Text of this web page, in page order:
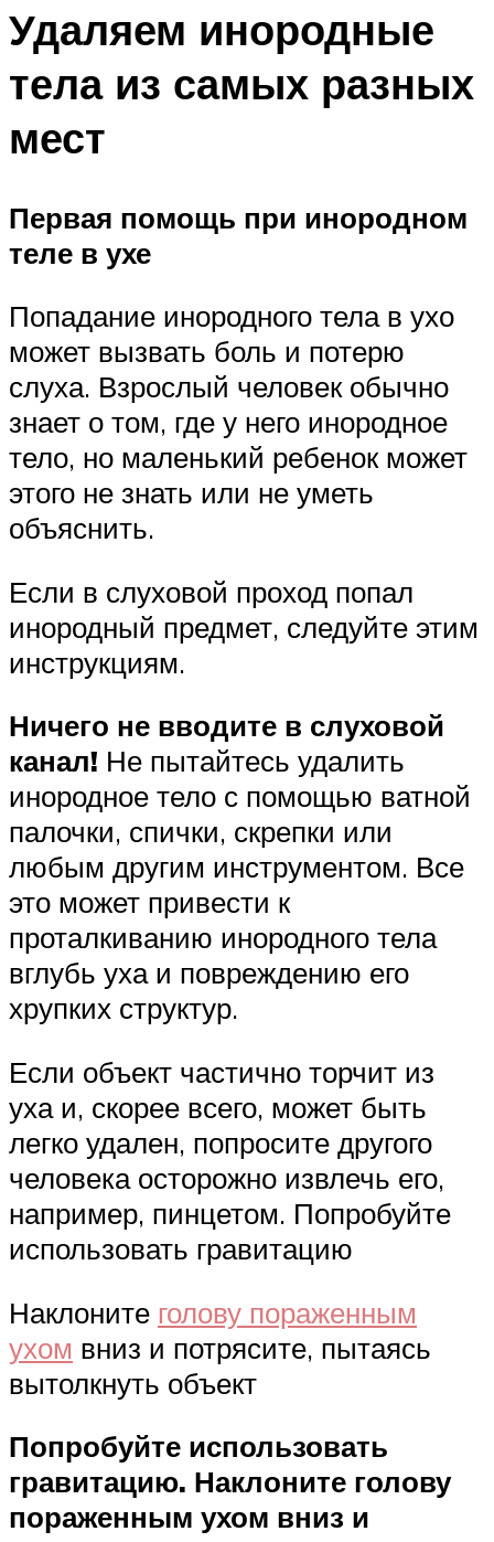
Удаляем инородные
тела из самых разных
мест
Первая помощь при инородном
теле в ухе
Попадание инородного тела в ухо
может вызвать боль и потерю
слуха. Взрослый человек обычно
знает о том, где у него инородное
тело, но маленький ребенок может
этого не знать или не уметь
объяснить.
Если в слуховой проход попал
инородный предмет, следуйте этим
инструкциям.
Ничего не вводите в слуховой
канал! Не пытайтесь удалить
инородное тело с помощью ватной
палочки, спички, скрепки или
любым другим инструментом. Все
это может привести к
проталкиванию инородного тела
вглубь уха и повреждению его
хрупких структур.
Если объект частично торчит из
уха и, скорее всего, может быть
легко удален, попросите другого
человека осторожно извлечь его,
например, пинцетом. Попробуйте
использовать гравитацию
Наклоните голову пораженным
ухом вниз и потрясите, пытаясь
вытолкнуть объект
Попробуйте использовать
гравитацию. Наклоните голову
пораженным ухом вниз и